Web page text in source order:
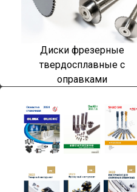
Диски фрезерные
твердосплавные с
оправками